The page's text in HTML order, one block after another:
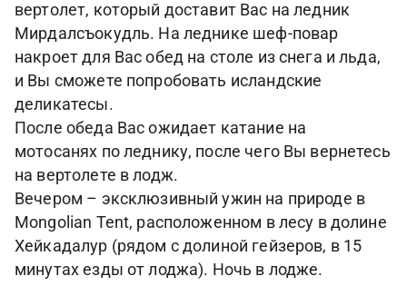
вертолет, который доставит Вас на ледник
Мирдалсъокудль. На леднике шеф-повар
накроет для Вас обед на столе из снега и льда,
и Вы сможете попробовать исландские
деликатесы.
После обеда Вас ожидает катание на
мотосанях по леднику, после чего Вы вернетесь
на вертолете в лодж.
Вечером – эксклюзивный ужин на природе в
Mongolian Tent, расположенном в лесу в долине
Хейкадалур (рядом с долиной гейзеров, в 15
минутах езды от лоджа). Ночь в лодже.